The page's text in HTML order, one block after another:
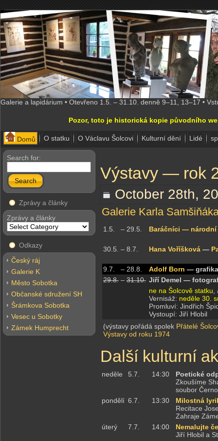
Galerie a lapidárium • Otevřeno 1.5. – 31.10. denně 9–11, 13–17 •
Pozor, toto je historická kopie původního
Domů O statku O Václavu Šolcovi Kulturní dění Lidé
Search for:
Search
Zprávy a články
Zprávy a články
Odkazy
Český ráj
Galerie K
Město Sobotka
Občanské sdružení SH
Šrámkova Sobotka
Vesec u Sobotky
Zámek Humprecht
Výstavy — rok
October 28th,
Galerie Karla
1.5. – 29.5. Baráčníci — národní
30.5. – 8.7. Hana Voříšková —
9.7. – 28.8. Adolf Born — grafika
29.8. – 31.10. Jiří Demel —
ne na Šolcově statku
Vernisáž: neděle 30.
Promluví: Jindřich
Vystoupí: Jiří Hlobil
(výstavy pořádá spolek Přátelé
Výstavy od roku 1974
Další kulturní
neděle 5.7. 14:30
Poetické
Zkoušíme
soubor
pondělí 6.7. 13:30
Milostná
Recitace
Zahraje
úterý
7.7. 14:00
Nemalujte
Jiří Hlobil a